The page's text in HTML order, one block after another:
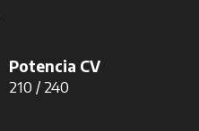
Potencia CV
210 / 240